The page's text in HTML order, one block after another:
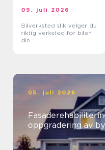
09. juli 2026
Bilverksted slik velger du
riktig verksted for bilen
din
05. juli 2026
Fasaderehabilitering oslo
oppgradering av